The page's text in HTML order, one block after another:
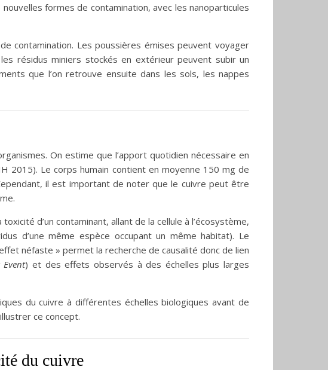
formes de contamination, avec les nanoparticules
contamination. Les poussières émises peuvent voyager
résidus miniers stockés en extérieur peuvent subir un
que l’on retrouve ensuite dans les sols, les nappes
On estime que l’apport quotidien nécessaire en
2015). Le corps humain contient en moyenne 150 mg de
il est important de noter que le cuivre peut être
d’un contaminant, allant de la cellule à l’écosystème,
d’une même espèce occupant un même habitat). Le
néfaste » permet la recherche de causalité donc de lien
) et des effets observés à des échelles plus larges
du cuivre à différentes échelles biologiques avant de
ce concept.
du cuivre